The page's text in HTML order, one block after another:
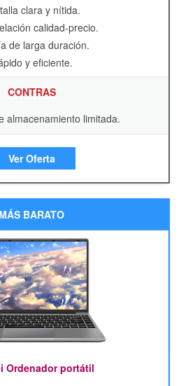
clara y nítida.
calidad-precio.
de larga duración.
y eficiente.
CONTRAS
almacenamiento limitada.
Ver Oferta
MÁS BARATO
Ordenador portátil